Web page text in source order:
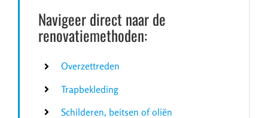
Navigeer direct naar de
renovatiemethoden:
Overzettreden
Trapbekleding
Schilderen, beitsen of oliën